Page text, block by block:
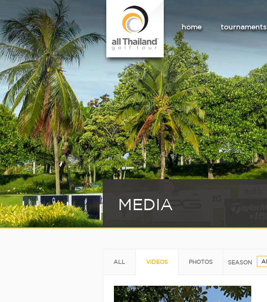
home tournaments
MEDIA
SEASON All
ALL VIDEOS PHOTOS